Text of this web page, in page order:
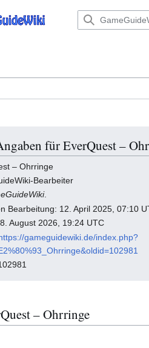
für EverQuest –
– Ohrringe
Bearbeiter
.
Bearbeitung: 12. April 2025, 07:10
August 2026, 19:24 UTC
gameguidewiki.de/index.php?
– Ohrringe